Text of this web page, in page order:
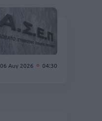
06 Αυγ 2026 04:30